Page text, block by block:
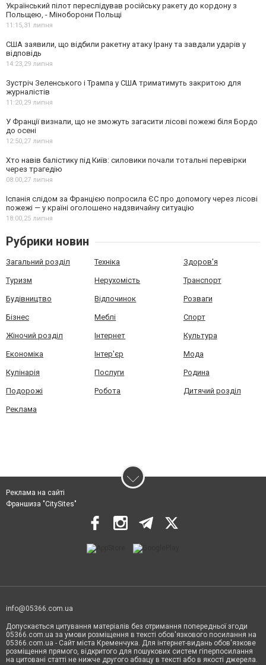
Український пілот переслідував російську ракету до кордону з
Польщею, - Міноборони Польщі
11:15,31 липня
США заявили, що відбили ракетну атаку Ірану та завдали ударів у
відповідь
14:23,29 липня
Зустріч Зеленського і Трампа у США триматимуть закритою для
журналістів
11:20,29 липня
У Франції визнали, що не зможуть загасити лісові пожежі біля Бордо
до осені
12:50,27 липня
Хто навів балістику під Київ: силовики почали тотальні перевірки
через трагедію
08:00,27 липня
Іспанія слідом за Францією попросила ЄС про допомогу через лісові
пожежі — у країні оголошено надзвичайну ситуацію
18:00,25 липня
Рубрики новин
Загальний розділ Техніка Здоров'я
Туризм Нерухомість Транспорт
Будівництво Відпочинок Розваги
Бізнес Меблі Спорт
Жіночий розділ Інтернет Культура
Економіка Інтер'єр Мода
Кулінарія Послуги Родина
Подорожі Робота Дитячий розділ
Реклама
Реклама на сайті
Франшиза "CitySites"
info@05366.com.ua
Допускається цитування матеріалів без отримання попередньої згоди
05366.com.ua за умови розміщення в тексті обов'язкового посилання на
05366.com.ua - Сайт міста Кременчука. Для інтернет-видань обов'язкове
розміщення прямого, відкритого для пошукових систем гіперпосилання
на цитовані статті не нижче другого абзацу в тексті або в якості джерела.